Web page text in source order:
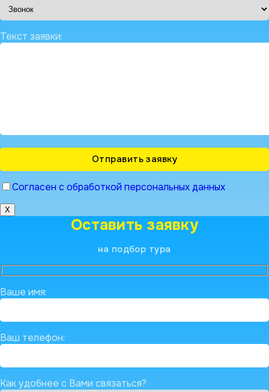
Текст заявки:
Согласен с обработкой персональных данных
X
Оставить заявку
на подбор тура
Ваше имя:
Ваш телефон:
Как удобнее с Вами связаться?